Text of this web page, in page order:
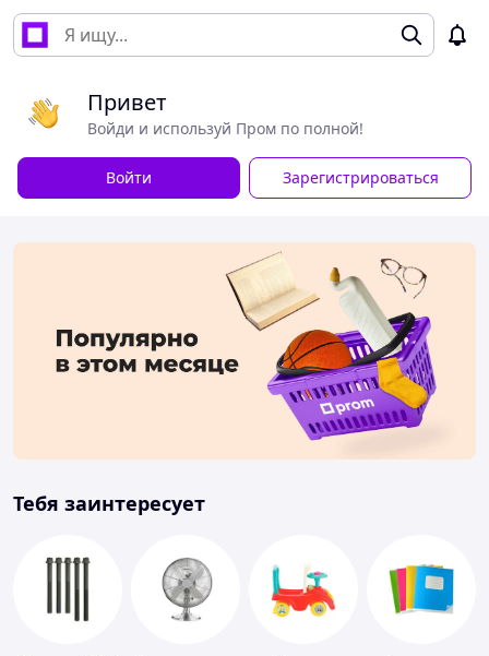
Привет
Войди и используй Пром по полной!
Войти Зарегистрироваться
Тебя заинтересует